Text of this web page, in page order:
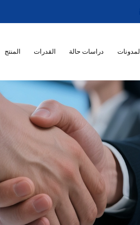
المنتج القدرات دراسات حالة المدونات